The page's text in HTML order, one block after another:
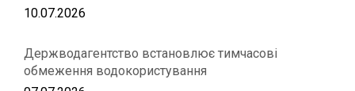
10.07.2026
Держводагентство встановлює тимчасові
обмеження водокористування